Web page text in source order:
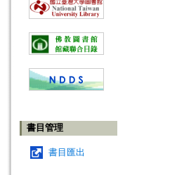
書目管理
書目匯出